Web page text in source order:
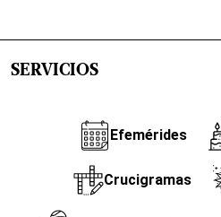
SERVICIOS
Efemérides
Crucigramas